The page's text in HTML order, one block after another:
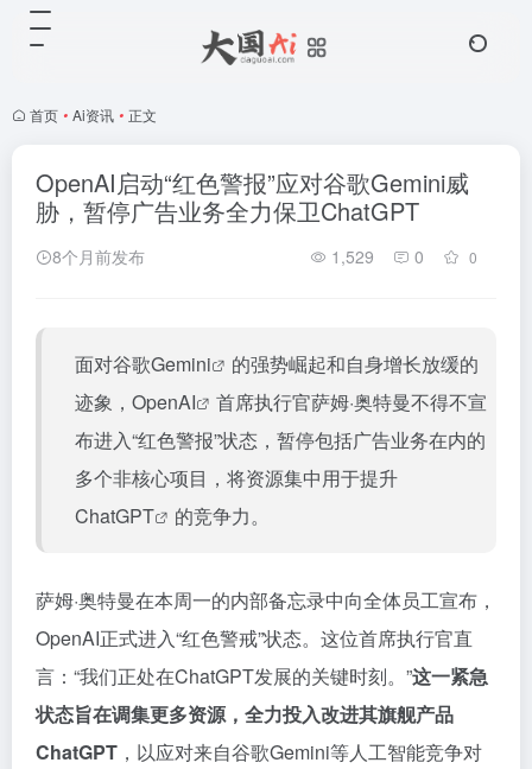
首页 • Ai资讯 • 正文
OpenAI启动“红色警报”应对谷歌Gemini威
胁，暂停广告业务全力保卫ChatGPT
8个月前发布 1,529 0 0
面对谷歌Gemini
的强势崛起和自身增长放缓的
迹象， OpenAI
首席执行官萨姆·奥特曼不得不宣
布进入“红色警报”状态，暂停包括广告业务在内的
多个非核心项目，将资源集中用于提升
ChatGPT
的竞争力。
萨姆·奥特曼在本周一的内部备忘录中向全体员工宣布，
OpenAI正式进入“红色警戒”状态。这位首席执行官直
言：“我们正处在ChatGPT发展的关键时刻。”这一紧急
状态旨在调集更多资源，全力投入改进其旗舰产品
ChatGPT ，以应对来自谷歌Gemini等人工智能竞争对